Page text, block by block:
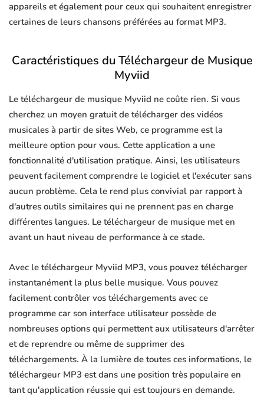
appareils et également pour ceux qui souhaitent enregistrer
certaines de leurs chansons préférées au format MP3.
Caractéristiques du Téléchargeur de Musique
Myviid
Le téléchargeur de musique Myviid ne coûte rien. Si vous
cherchez un moyen gratuit de télécharger des vidéos
musicales à partir de sites Web, ce programme est la
meilleure option pour vous. Cette application a une
fonctionnalité d'utilisation pratique. Ainsi, les utilisateurs
peuvent facilement comprendre le logiciel et l'exécuter sans
aucun problème. Cela le rend plus convivial par rapport à
d'autres outils similaires qui ne prennent pas en charge
différentes langues. Le téléchargeur de musique met en
avant un haut niveau de performance à ce stade.
Avec le téléchargeur Myviid MP3, vous pouvez télécharger
instantanément la plus belle musique. Vous pouvez
facilement contrôler vos téléchargements avec ce
programme car son interface utilisateur possède de
nombreuses options qui permettent aux utilisateurs d'arrêter
et de reprendre ou même de supprimer des
téléchargements. À la lumière de toutes ces informations, le
téléchargeur MP3 est dans une position très populaire en
tant qu'application réussie qui est toujours en demande.